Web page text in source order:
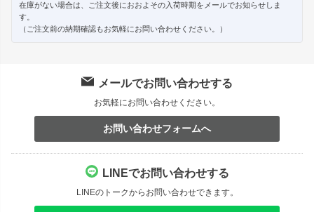
在庫がない場合は、ご注文後におおよその入荷時期をメールでお知らせしま
す。
（ご注文前の納期確認もお気軽にお問い合わせください。）
メールでお問い合わせする
お気軽にお問い合わせください。
お問い合わせフォームへ
LINEでお問い合わせする
LINEのトークからお問い合わせできます。